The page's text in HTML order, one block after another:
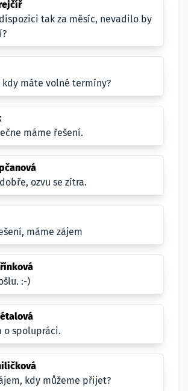
tak za měsíc, nevadilo by
kdy máte volné termíny?
máme řešení.
ozvu se zítra.
máme zájem
:-)
o spolupráci.
kdy můžeme přijet?